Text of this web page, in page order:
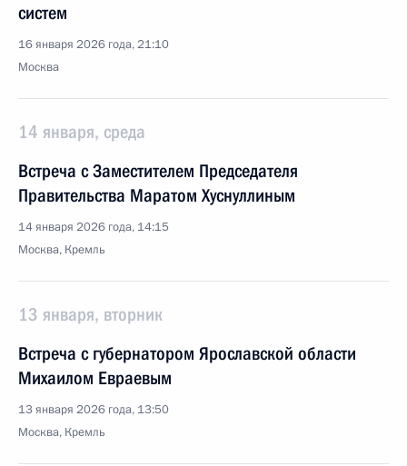
систем
16 января 2026 года, 21:10
Москва
14 января, среда
Встреча с Заместителем Председателя
Правительства Маратом Хуснуллиным
14 января 2026 года, 14:15
Москва, Кремль
13 января, вторник
Встреча с губернатором Ярославской области
Михаилом Евраевым
13 января 2026 года, 13:50
Москва, Кремль